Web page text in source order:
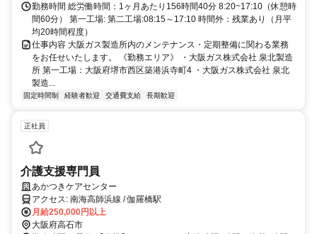
勤務時間 総労働時間：1ヶ月あたり156時間40分 8:20~17:10（休憩時
間60分） 第一工場: 第二工場:08:15～17:10 時間外：残業あり（月平
均20時間程度）
仕事内容 大阪ガス製造所内のメンテナンス・定期整備に関わる業務
をお任せいたします。 《勤務エリア》 ・大阪ガス株式会社 泉北製造
所 第一工場：大阪府堺市西区築港浜寺町4 ・大阪ガス株式会社 泉北
製造...
固定時間制 経験者歓迎 交通費支給 長期歓迎
正社員
介護支援専門員
あかつきケアセンター
アクセス: 南海高師浜線 / 伽羅橋駅
月給250,000円以上
大阪府高石市